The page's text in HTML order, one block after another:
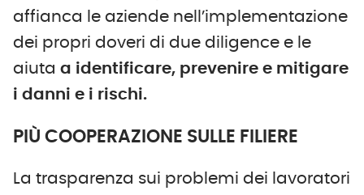
affianca le aziende nell’implementazione
dei propri doveri di due diligence e le
aiuta a identificare, prevenire e mitigare
i danni e i rischi.
PIÙ COOPERAZIONE SULLE FILIERE
La trasparenza sui problemi dei lavoratori